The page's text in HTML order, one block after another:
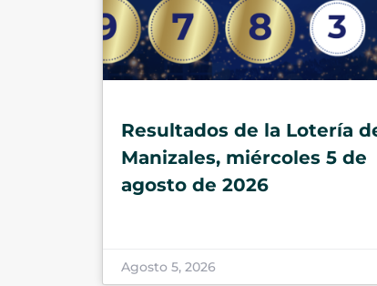
Resultados de la Lotería
Manizales, miércoles 5 de
agosto de 2026
Agosto 5, 2026